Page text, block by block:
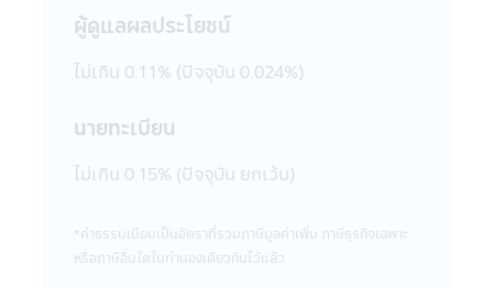
ข้อมูล เอกสาร หรือสื่อใดๆ ในแอปพลิเคชันผ่าน
โทรศัพท์มือถือนี้ด้วยวิธีการใดๆ โดยเจตนา
หรือโดยมิได้รับอนุญาตจากบริษัทจัดการก่อน
และเป็นผลให้เกิดความเสียหายต่อทรัพย์สิน
เป็นการกระทำที่ผิดกฎหมายและความผิดที่เป็น
ทำความผิดเกี่ยวกับคอมพิวเตอร์ ซึ่งผู้กระทำดัง
หายในทางแพ่งแล้ว อาจต้องรับโทษในทาง
อาญาอีกด้วย
ผู้ดูแลผลประโยชน์
ไม่เกิน 0.11% (ปัจจุบัน 0.024%)
นายทะเบียน
ไม่เกิน 0.15% (ปัจจุบัน ยกเว้น)
*ค่าธรรมเนียมเป็นอัตราที่รวมภาษีมูลค่าเพิ่ม ภาษีธุรกิจเฉพาะ
หรือภาษีอื่นใดในทํานองเดียวกันไว้แล้ว